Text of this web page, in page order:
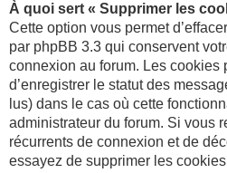
À quoi sert « Supprimer les
Cette option vous permet
par phpBB 3.3 qui conservent
connexion au forum. Les cookies
d’enregistrer le statut des
lus) dans le cas où cette
administrateur du forum. Si vous
récurrents de connexion et de
essayez de supprimer les